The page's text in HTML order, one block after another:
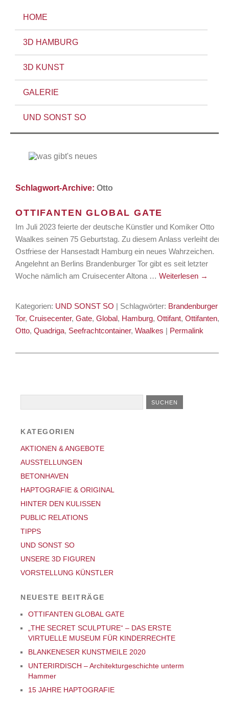
HOME
3D HAMBURG
3D KUNST
GALERIE
UND SONST SO
Schlagwort-Archive:Otto
OTTIFANTEN GLOBAL GATE
Im Juli 2023 feierte der deutsche Künstler und Komiker Otto
Waalkes seinen 75 Geburtstag. Zu diesem Anlass verleiht der
Ostfriese der Hansestadt Hamburg ein neues Wahrzeichen.
Angelehnt an Berlins Brandenburger Tor gibt es seit letzter
Woche nämlich am Cruisecenter Altona …Weiterlesen →
Kategorien: UND SONST SO | Schlagwörter: Brandenburger
Tor,Cruisecenter,Gate,Global, Hamburg,Ottifant,Ottifanten,
Otto,Quadriga, Seefrachtcontainer,Waalkes | Permalink
KATEGORIEN
AKTIONEN & ANGEBOTE
AUSSTELLUNGEN
BETONHAVEN
HAPTOGRAFIE & ORIGINAL
HINTER DEN KULISSEN
PUBLIC RELATIONS
TIPPS
UND SONST SO
UNSERE 3D FIGUREN
VORSTELLUNG KÜNSTLER
NEUESTE BEITRÄGE
OTTIFANTEN GLOBAL GATE
„THE SECRET SCULPTURE“ – DAS ERSTE
VIRTUELLE MUSEUM FÜR KINDERRECHTE
BLANKENESER KUNSTMEILE 2020
UNTERIRDISCH – Architekturgeschichte unterm
Hammer
15 JAHRE HAPTOGRAFIE